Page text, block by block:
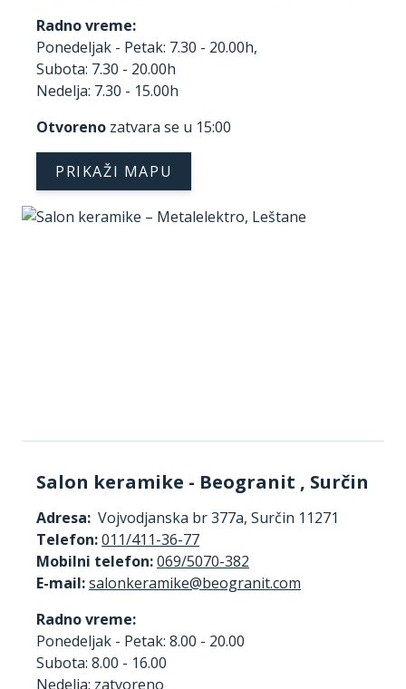
Radno vreme:
Ponedeljak - Petak: 7.30 - 20.00h,
Subota: 7.30 - 20.00h
Nedelja: 7.30 - 15.00h
Otvoreno zatvara se u 15:00
PRIKAŽI MAPU
Salon keramike - Beogranit , Surčin
Adresa: Vojvodjanska br 377a, Surčin 11271
Telefon:011/411-36-77
Mobilni telefon:069/5070-382
E-mail:
Radno vreme:
Ponedeljak - Petak: 8.00 - 20.00
Subota: 8.00 - 16.00
Nedelja: zatvoreno